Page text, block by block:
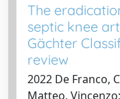
The
septic knee
Gächter
review
2022 De Franco,
Matteo,